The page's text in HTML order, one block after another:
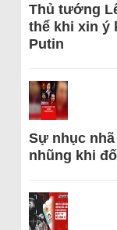
Thủ tướng
thể khi xin ý
Putin
Sự nhục
nhũng khi